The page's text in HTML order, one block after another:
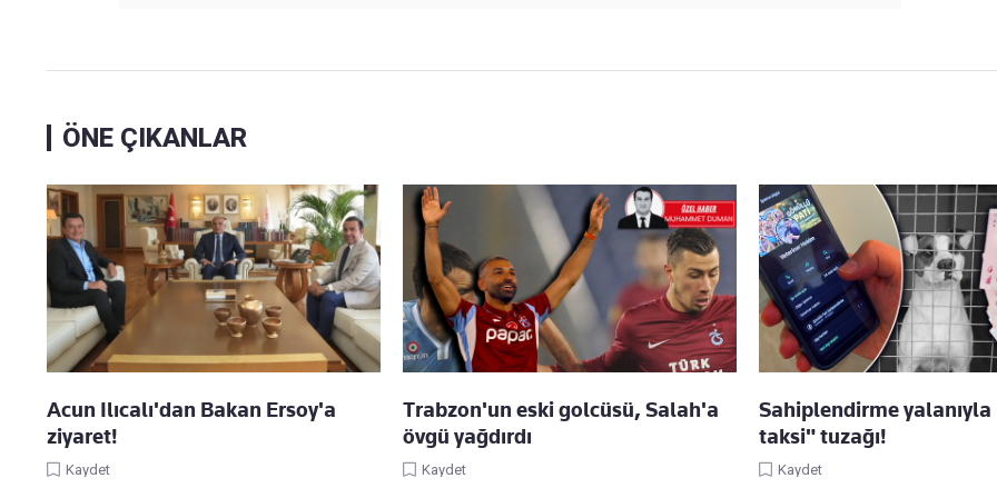
ÖNE ÇIKANLAR
Acun Ilıcalı'dan Bakan Ersoy'a
ziyaret!
Kaydet
Trabzon'un eski golcüsü, Salah'a
övgü yağdırdı
Kaydet
Sahiplendirme
taksi" tuzağı!
Kaydet